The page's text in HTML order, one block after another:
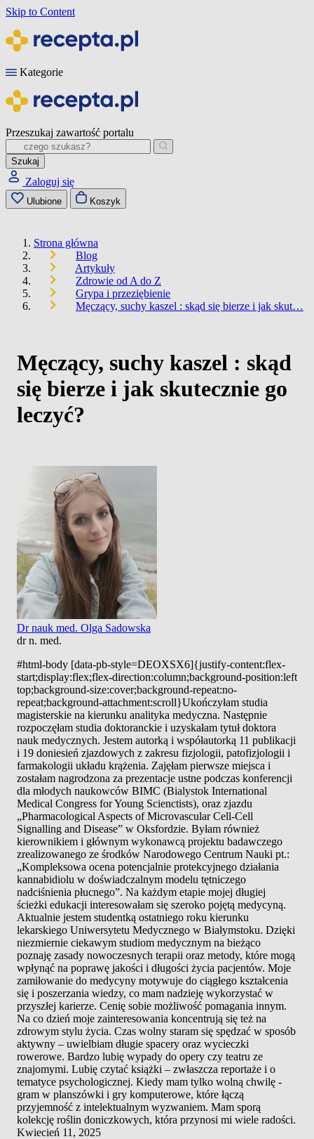
Skip to Content
Kategorie
Przeszukaj zawartość portalu
Szukaj
Zaloguj się
Ulubione Koszyk
Strona główna
Blog
Artykuły
Zdrowie od A do Z
Grypa i przeziębienie
Męczący, suchy kaszel : skąd się bierze i jak skut…
Męczący, suchy kaszel : skąd
się bierze i jak skutecznie go
leczyć?
Dr nauk med. Olga Sadowska
dr n. med.
#html-body [data-pb-style=DEOXSX6]{justify-content:flex-
start;display:flex;flex-direction:column;background-position:left
top;background-size:cover;background-repeat:no-
repeat;background-attachment:scroll}Ukończyłam studia
magisterskie na kierunku analityka medyczna. Następnie
rozpoczęłam studia doktoranckie i uzyskałam tytuł doktora
nauk medycznych. Jestem autorką i współautorką 11 publikacji
i 19 doniesień zjazdowych z zakresu fizjologii, patofizjologii i
farmakologii układu krążenia. Zajęłam pierwsze miejsca i
zostałam nagrodzona za prezentacje ustne podczas konferencji
dla młodych naukowców BIMC (Bialystok International
Medical Congress for Young Scienctists), oraz zjazdu
„Pharmacological Aspects of Microvascular Cell-Cell
Signalling and Disease” w Oksfordzie. Byłam również
kierownikiem i głównym wykonawcą projektu badawczego
zrealizowanego ze środków Narodowego Centrum Nauki pt.:
„Kompleksowa ocena potencjalnie protekcyjnego działania
kannabidiolu w doświadczalnym modelu tętniczego
nadciśnienia płucnego”. Na każdym etapie mojej długiej
ścieżki edukacji interesowałam się szeroko pojętą medycyną.
Aktualnie jestem studentką ostatniego roku kierunku
lekarskiego Uniwersytetu Medycznego w Białymstoku. Dzięki
niezmiernie ciekawym studiom medycznym na bieżąco
poznaję zasady nowoczesnych terapii oraz metody, które mogą
wpłynąć na poprawę jakości i długości życia pacjentów. Moje
zamiłowanie do medycyny motywuje do ciągłego kształcenia
się i poszerzania wiedzy, co mam nadzieję wykorzystać w
przyszłej karierze. Cenię sobie możliwość pomagania innym.
Na co dzień moje zainteresowania koncentrują się też na
zdrowym stylu życia. Czas wolny staram się spędzać w sposób
aktywny – uwielbiam długie spacery oraz wycieczki
rowerowe. Bardzo lubię wypady do opery czy teatru ze
znajomymi. Lubię czytać książki – zwłaszcza reportaże i o
tematyce psychologicznej. Kiedy mam tylko wolną chwilę -
gram w planszówki i gry komputerowe, które łączą
przyjemność z intelektualnym wyzwaniem. Mam sporą
kolekcję roślin doniczkowych, która przynosi mi wiele radości.
Kwiecień 11, 2025